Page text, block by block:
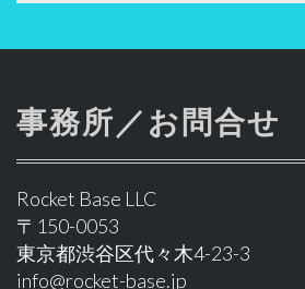
事務所／お問合せ
Rocket Base LLC
〒150-0053
東京都渋谷区代々木4-23-3
info@rocket-base.jp